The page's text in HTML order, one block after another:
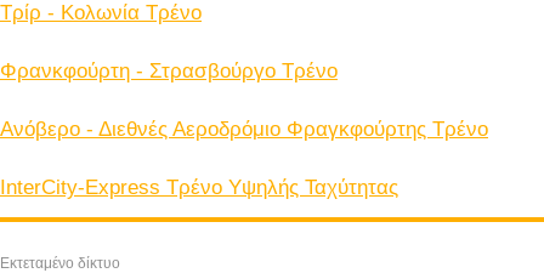
Τρίρ - Κολωνία Tρένο
Φρανκφούρτη - Στρασβούργο Tρένο
Ανόβερο - Διεθνές Αεροδρόμιο Φραγκφούρτης Tρένο
InterCity-Express Τρένο Υψηλής Ταχύτητας
Εκτεταμένο δίκτυο